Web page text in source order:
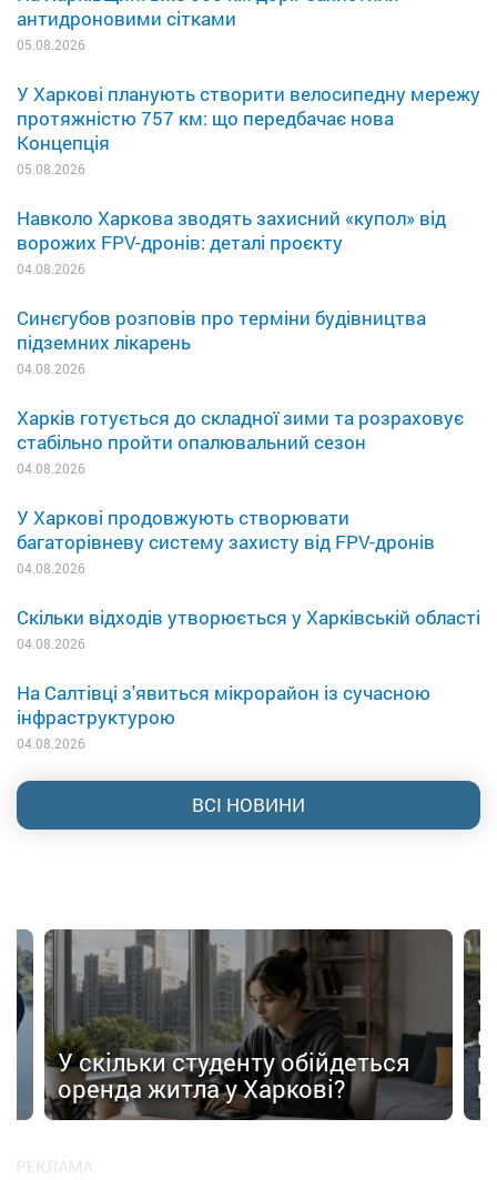
антидроновими сітками
05.08.2026
У Харкові планують створити велосипедну мережу
протяжністю 757 км: що передбачає нова
Концепція
05.08.2026
Навколо Харкова зводять захисний «купол» від
ворожих FPV-дронів: деталі проєкту
04.08.2026
Синєгубов розповів про терміни будівництва
підземних лікарень
04.08.2026
Харків готується до складної зими та розраховує
стабільно пройти опалювальний сезон
04.08.2026
У Харкові продовжують створювати
багаторівневу систему захисту від FPV-дронів
04.08.2026
Скільки відходів утворюється у Харківській області
04.08.2026
На Салтівці з'явиться мікрорайон із сучасною
інфраструктурою
04.08.2026
ВСІ НОВИНИ
У скільки студенту обійдеться
оренда житла у Харкові?